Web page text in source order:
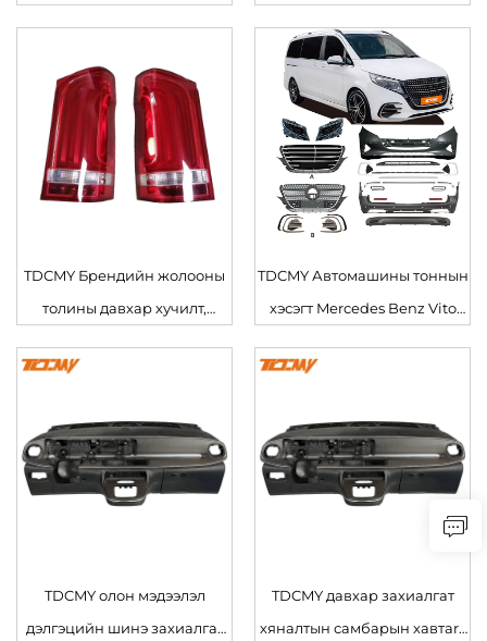
Хар Бие Комплект Land
Rover-д
Rover (2013–2017 он)-д
тохиромжтой
TDCMY Брендийн жолооны
толины давхар хучилт,
Mercedes Benz Vito V Class
хэсгүүдийн томоохон
борлуулалт
TDCMY Автомашины тоннын
хэсэгт Mercedes Benz Vito
TDCMY олон мэдээлэл
дэлгэцийн шинэ захиалгат
TDCMY давхар захиалгат
хяналтын самбарын хавтars